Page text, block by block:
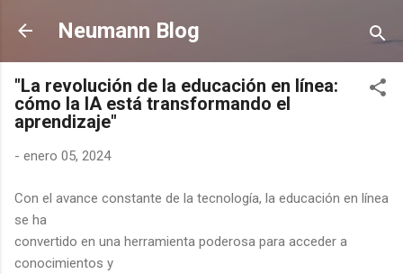
Ir al contenido principal
Neumann Blog
"La revolución de la educación en línea:
cómo la IA está transformando el
aprendizaje"
- enero 05, 2024
Con el avance constante de la tecnología, la educación en línea
se ha
convertido en una herramienta poderosa para acceder a
conocimientos y